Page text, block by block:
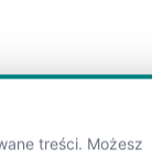
treści. Możesz